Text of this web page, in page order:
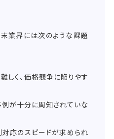
末業界には次のような課題
く、価格競争に陥りやす
が十分に周知されていな
応のスピードが求められ